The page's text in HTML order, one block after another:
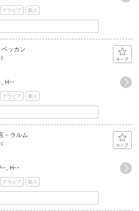
グラビア 新人
ッカン
H--
グラビア 新人
- ラルム
, H--
グラビア 新人